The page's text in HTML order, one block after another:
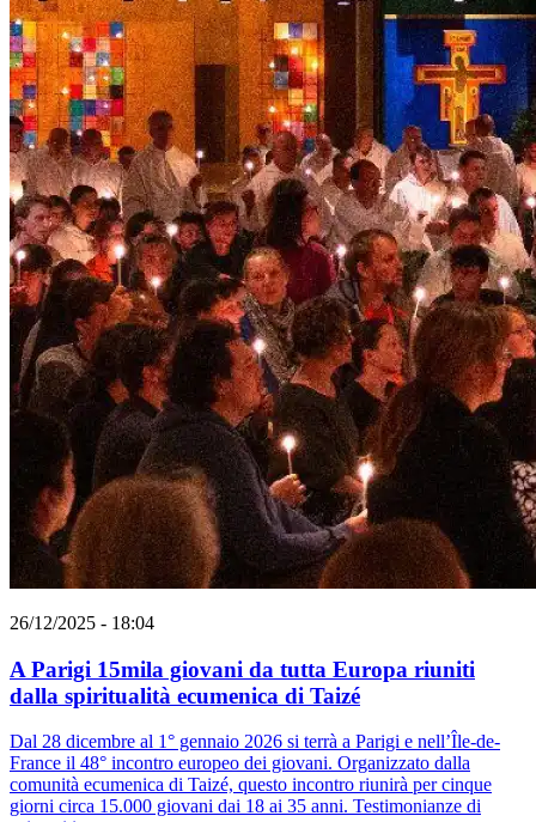
26/12/2025 - 18:04
A Parigi 15mila giovani da tutta Europa riuniti
dalla spiritualità ecumenica di Taizé
Dal 28 dicembre al 1° gennaio 2026 si terrà a Parigi e nell’Île-de-
France il 48° incontro europeo dei giovani. Organizzato dalla
comunità ecumenica di Taizé, questo incontro riunirà per cinque
giorni circa 15.000 giovani dai 18 ai 35 anni. Testimonianze di